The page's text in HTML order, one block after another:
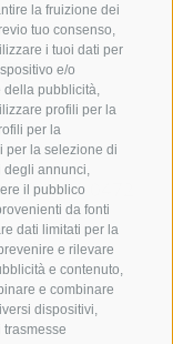
la fruizione dei
tuo consenso,
i tuoi dati per
e/o
della pubblicità,
profili per la
per la
per la selezione di
degli annunci,
il pubblico
da fonti
dati limitati per la
e rilevare
e contenuto,
e combinare
dispositivi,
/+39 0472